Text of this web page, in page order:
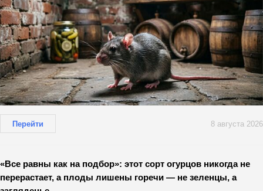
Перейти 8 августа 2026
«Все равны как на подбор»: этот сорт огурцов никогда не
перерастает, а плоды лишены горечи — не зеленцы, а